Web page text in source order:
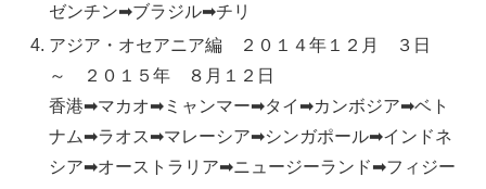
ゼンチン➡ブラジル➡チリ
アジア・オセアニア編 ２０１４年１２月 ３日
～ ２０１５年 ８月１２日
香港➡マカオ➡ミャンマー➡タイ➡カンボジア➡ベト
ナム➡ラオス➡マレーシア➡シンガポール➡インドネ
シア➡オーストラリア➡ニュージーランド➡フィジー